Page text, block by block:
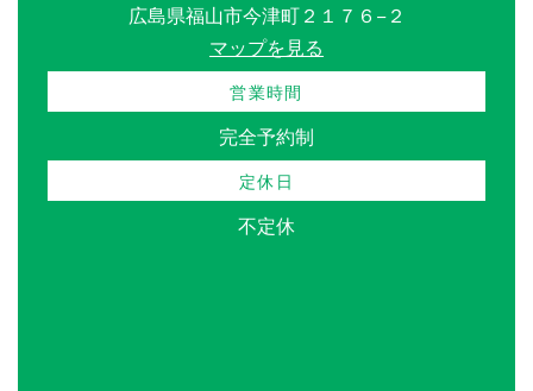
広島県福山市今津町２１７６−２
マップを見る
営業時間
完全予約制
定休日
不定休